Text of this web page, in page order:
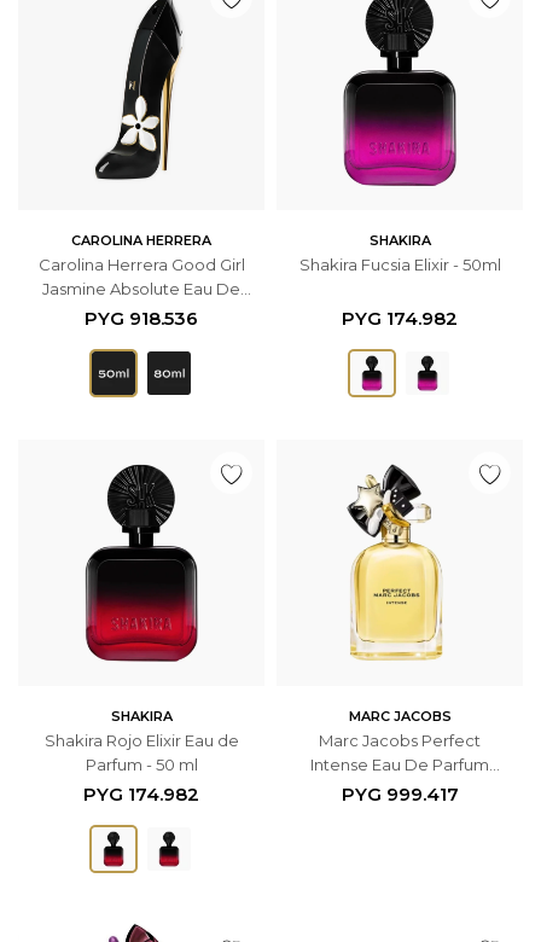
CAROLINA HERRERA
Carolina Herrera Good Girl
Jasmine Absolute Eau De
Parfum - 50ml - Femenino
PYG 918.536
SHAKIRA
Shakira Fucsia Elixir - 50ml
PYG 174.982
SHAKIRA
Shakira Rojo Elixir Eau de
Parfum - 50 ml
PYG 174.982
MARC JACOBS
Marc Jacobs Perfect
Intense Eau De Parfum
100ml
PYG 999.417